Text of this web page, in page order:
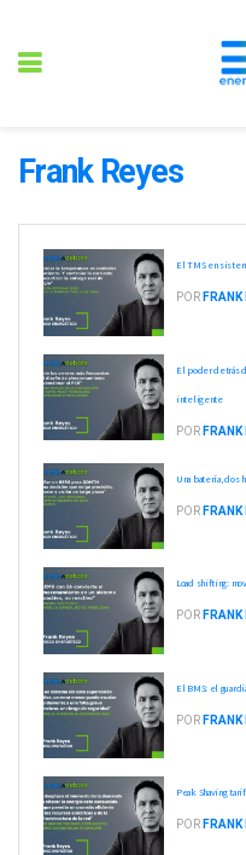
Frank Reyes
El TMS en
POR FRANK
El poder detrás
inteligente
POR FRANK
Una batería, dos
POR FRANK
Load shifting:
POR FRANK
El BMS: el
POR FRANK
Peak Shaving
POR FRANK